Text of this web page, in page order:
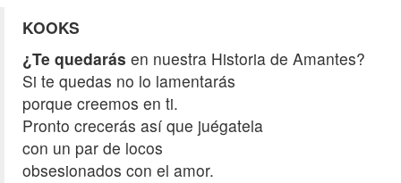
KOOKS
¿Te quedarás en nuestra Historia de Amantes?
Si te quedas no lo lamentarás
porque creemos en ti.
Pronto crecerás así que juégatela
con un par de locos
obsesionados con el amor.